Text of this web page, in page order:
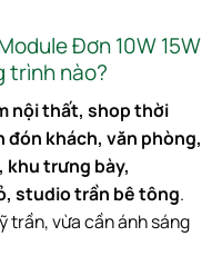
Đơn 10W 15W
trình nào?
nội thất, shop thời
đón khách, văn phòng,
khu trưng bày,
studio trần bê tông.
trần, vừa cần ánh sáng